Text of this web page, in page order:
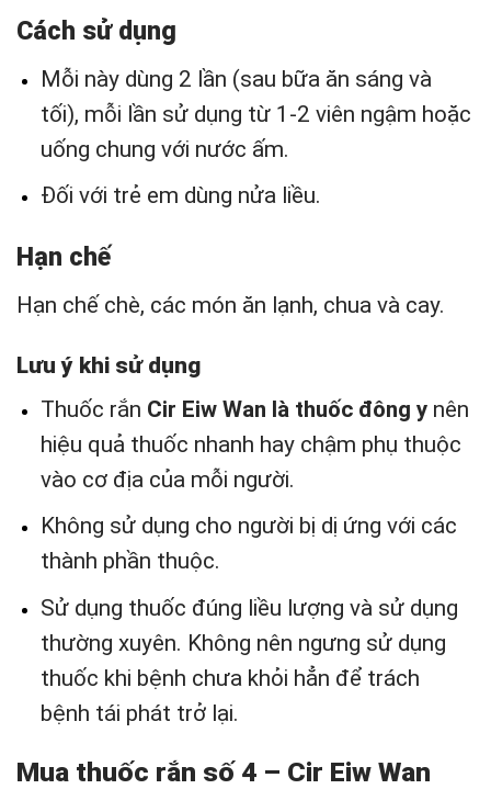
Cách sử dụng
Mỗi này dùng 2 lần (sau bữa ăn sáng và
tối), mỗi lần sử dụng từ 1-2 viên ngậm hoặc
uống chung với nước ấm.
Đối với trẻ em dùng nửa liều.
Hạn chế
Hạn chế chè, các món ăn lạnh, chua và cay.
Lưu ý khi sử dụng
Thuốc rắn Cir Eiw Wan là thuốc đông y nên
hiệu quả thuốc nhanh hay chậm phụ thuộc
vào cơ địa của mỗi người.
Không sử dụng cho người bị dị ứng với các
thành phần thuộc.
Sử dụng thuốc đúng liều lượng và sử dụng
thường xuyên. Không nên ngưng sử dụng
thuốc khi bệnh chưa khỏi hẳn để trách
bệnh tái phát trở lại.
Mua thuốc rắn số 4 – Cir Eiw Wan